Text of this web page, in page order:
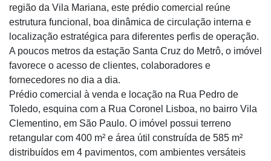
região da Vila Mariana, este prédio comercial reúne
estrutura funcional, boa dinâmica de circulação interna e
localização estratégica para diferentes perfis de operação.
A poucos metros da estação Santa Cruz do Metrô, o imóvel
favorece o acesso de clientes, colaboradores e
fornecedores no dia a dia.
Prédio comercial à venda e locação na Rua Pedro de
Toledo, esquina com a Rua Coronel Lisboa, no bairro Vila
Clementino, em São Paulo. O imóvel possui terreno
retangular com 400 m² e área útil construída de 585 m²
distribuídos em 4 pavimentos, com ambientes versáteis